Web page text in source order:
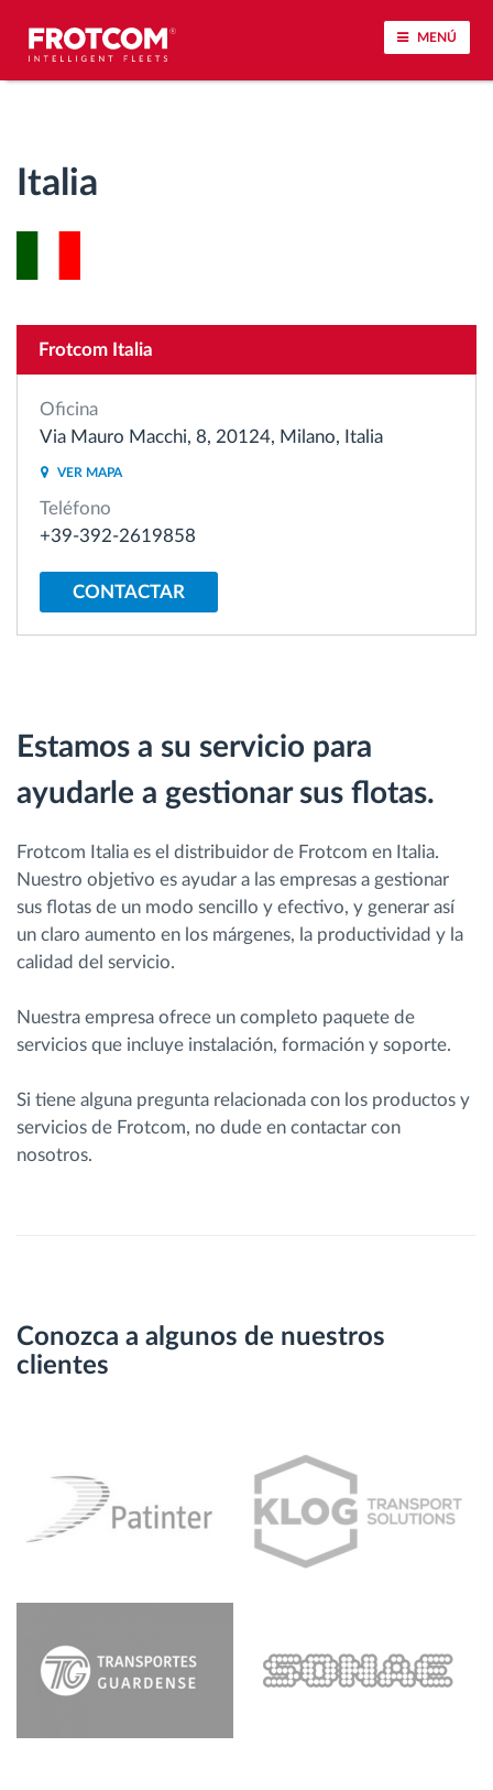
MENÚ
Análisis de la conducta en la conducción
Control de acceso
Identificación automática del conductor
¿Cómo podemos ayudar en el control de la
Calculadora de ahorro
Italia
Frotcom Italia
Oficina
Via Mauro Macchi, 8, 20124, Milano, Italia
VER MAPA
Teléfono
+39-392-2619858
CONTACTAR
Estamos a su servicio para
ayudarle a gestionar sus flotas.
Frotcom Italia es el distribuidor de Frotcom en Italia.
Nuestro objetivo es ayudar a las empresas a gestionar
sus flotas de un modo sencillo y efectivo, y generar así
un claro aumento en los márgenes, la productividad y la
calidad del servicio.
Nuestra empresa ofrece un completo paquete de
servicios que incluye instalación, formación y soporte.
Si tiene alguna pregunta relacionada con los productos y
servicios de Frotcom, no dude en contactar con
nosotros.
Conozca a algunos de nuestros
clientes